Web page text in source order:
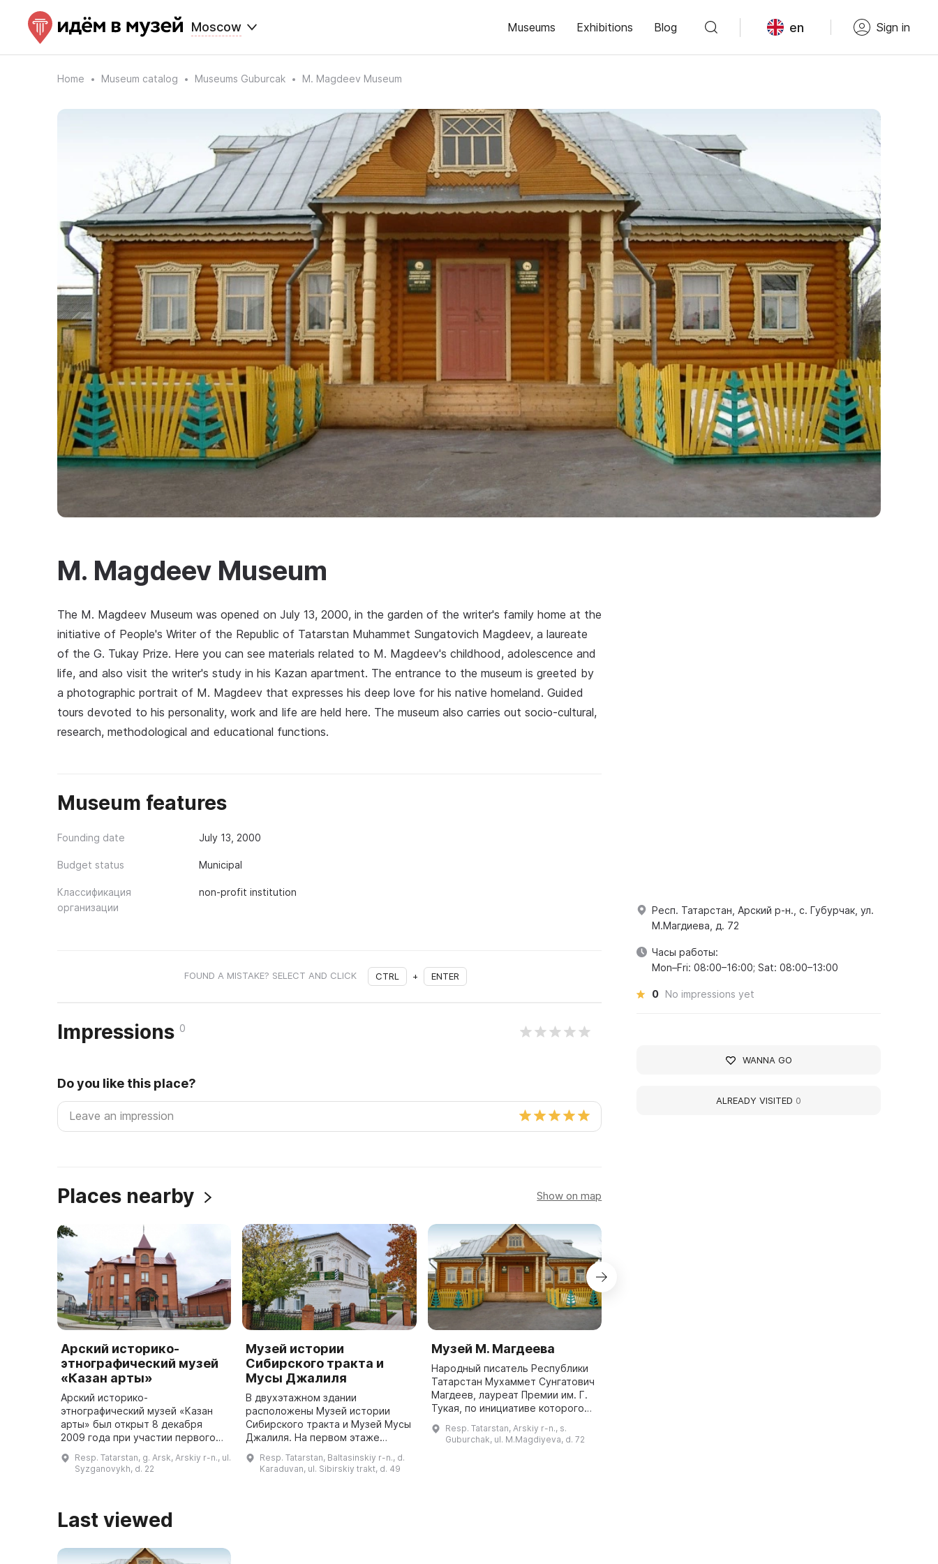
Moscow Museums Exhibitions Blog en Sign in
Home Museum catalog Museums Guburcak M. Magdeev Museum
M. Magdeev Museum
The M. Magdeev Museum was opened on July 13, 2000, in the garden of the writer's family home at the
initiative of People's Writer of the Republic of Tatarstan Muhammet Sungatovich Magdeev, a laureate
of the G. Tukay Prize. Here you can see materials related to M. Magdeev's childhood, adolescence and
life, and also visit the writer's study in his Kazan apartment. The entrance to the museum is greeted by
a photographic portrait of M. Magdeev that expresses his deep love for his native homeland. Guided
tours devoted to his personality, work and life are held here. The museum also carries out socio-cultural,
research, methodological and educational functions.
Museum features
Founding date July 13, 2000
Budget status Municipal
Классификация
организации
non-profit institution
FOUND A MISTAKE? SELECT AND CLICK CTRL + ENTER
Impressions 0
Do you like this place?
Places nearby Show on map
Арский историко-
этнографический музей
«Казан арты»
Арский историко-
этнографический музей «Казан
арты» был открыт 8 декабря
2009 года при участии первого
Татарстан Минтимера
Шариповича Шаймиева. Музей
Resp. Tatarstan, g. Arsk, Arskiy r-n., ul.
Syzganovykh, d. 22
Музей истории
Сибирского тракта и
Мусы Джалиля
В двухэтажном здании
расположены Музей истории
Сибирского тракта и Музей Мусы
Джалиля. На первом этаже
связанные с жизнью и
творчеством поэта, а также зал
Resp. Tatarstan, Baltasinskiy r-n., d.
Karaduvan, ul. Sibirskiy trakt, d. 49
Музей М. Магдеева
Народный писатель Республики
Татарстан Мухаммет Сунгатович
Магдеев, лауреат Премии им. Г.
Тукая, по инициативе которого
года, в саду родного дома
Resp. Tatarstan, Arskiy r-n., s.
Guburchak, ul. M.Magdiyeva, d. 72
Last viewed
Респ. Татарстан, Арский р-н., с. Губурчак, ул.
М.Магдиева, д. 72
Часы работы:
Mon–Fri: 08:00–16:00; Sat: 08:00–13:00
0 No impressions yet
WANNA GO
ALREADY VISITED 0